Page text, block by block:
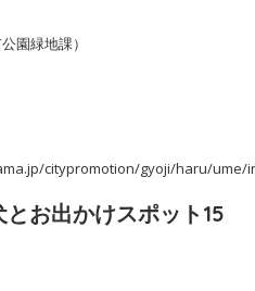
園緑地課）
citypromotion/gyoji/haru/ume/
お出かけスポット15